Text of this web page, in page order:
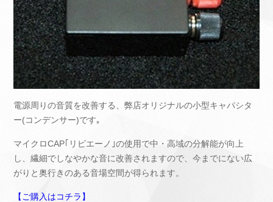
電源周りの音質を改善する、弊店オリジナルの小型キャパシタ
ー(コンデンサー)です｡
マイクロCAP｢リピエーノ｣の使用で中・高域の分解能が向上
し、繊細でしなやかな音に改善されますので、今までにない広
がりと奥行きのある音場空間が得られます。
【ご購入はコチラ】